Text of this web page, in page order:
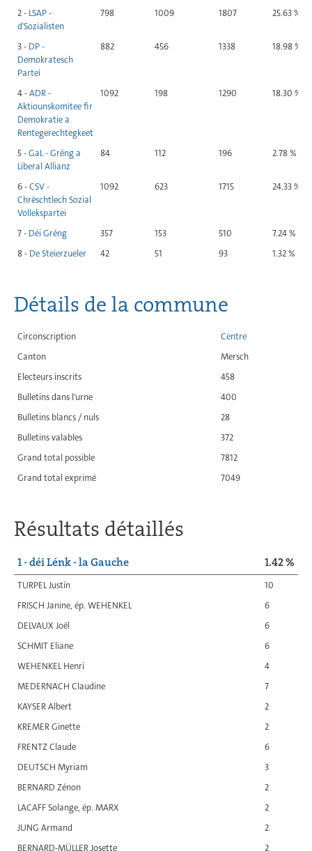
2 - LSAP -
d'Sozialisten
798 1009 1807 25.63 %
3 - DP -
Demokratesch
Partei
882 456 1338 18.98 %
4 -ADR -
Aktiounskomitee fir
Demokratie a
Rentegerechtegkeet
1092 198 1290 18.30 %
5 -GaL - Gréng a
Liberal Allianz
84 112 196 2.78 %
6 -CSV -
Chrëschtlech Sozial
Vollekspartei
1092 623 1715 24.33 %
7 - Déi Gréng 357 153 510
7.24 %
8 - De Steierzueler 42 51 93 1.32 %
Détails de la commune
Circonscription
Centre
Canton
Mersch
Electeurs inscrits
458
Bulletins dans l'urne
400
Bulletins blancs / nuls
28
Bulletins valables
372
Grand total possible
7812
Grand total exprimé
7049
Résultats détaillés
1 - déi Lénk - la Gauche 1.42 %
TURPEL Justin
10
FRISCH Janine, ép. WEHENKEL
6
DELVAUX Joël
6
SCHMIT Eliane
6
WEHENKEL Henri
4
MEDERNACH Claudine
7
KAYSER Albert
2
KREMER Ginette
2
FRENTZ Claude
6
DEUTSCH Myriam
3
BERNARD Zénon
2
LACAFF Solange, ép. MARX
2
JUNG Armand
2
BERNARD-MÜLLER Josette
2